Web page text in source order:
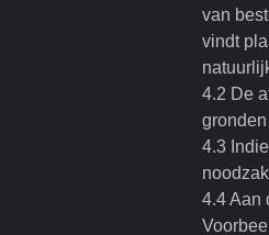
van
vindt
4.2 De
4.3
4.4 Aan